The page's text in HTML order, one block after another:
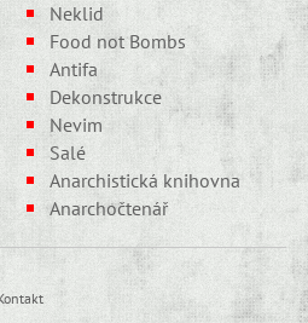
Neklid
Food not Bombs
Antifa
Dekonstrukce
Nevim
Salé
Anarchistická knihovna
Anarchočtenář